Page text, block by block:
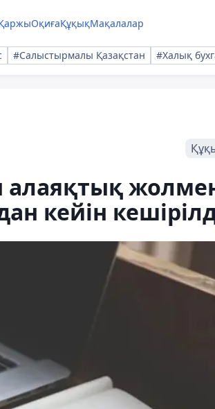
ОқиғаҚұқықМақалалар
#Салыстырмалы Қазақстан #Халық
алаяқтық
кейін